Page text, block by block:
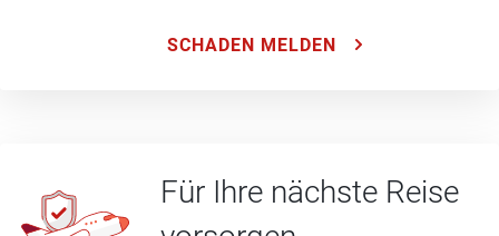
SCHADEN MELDEN
Für Ihre nächste Reise